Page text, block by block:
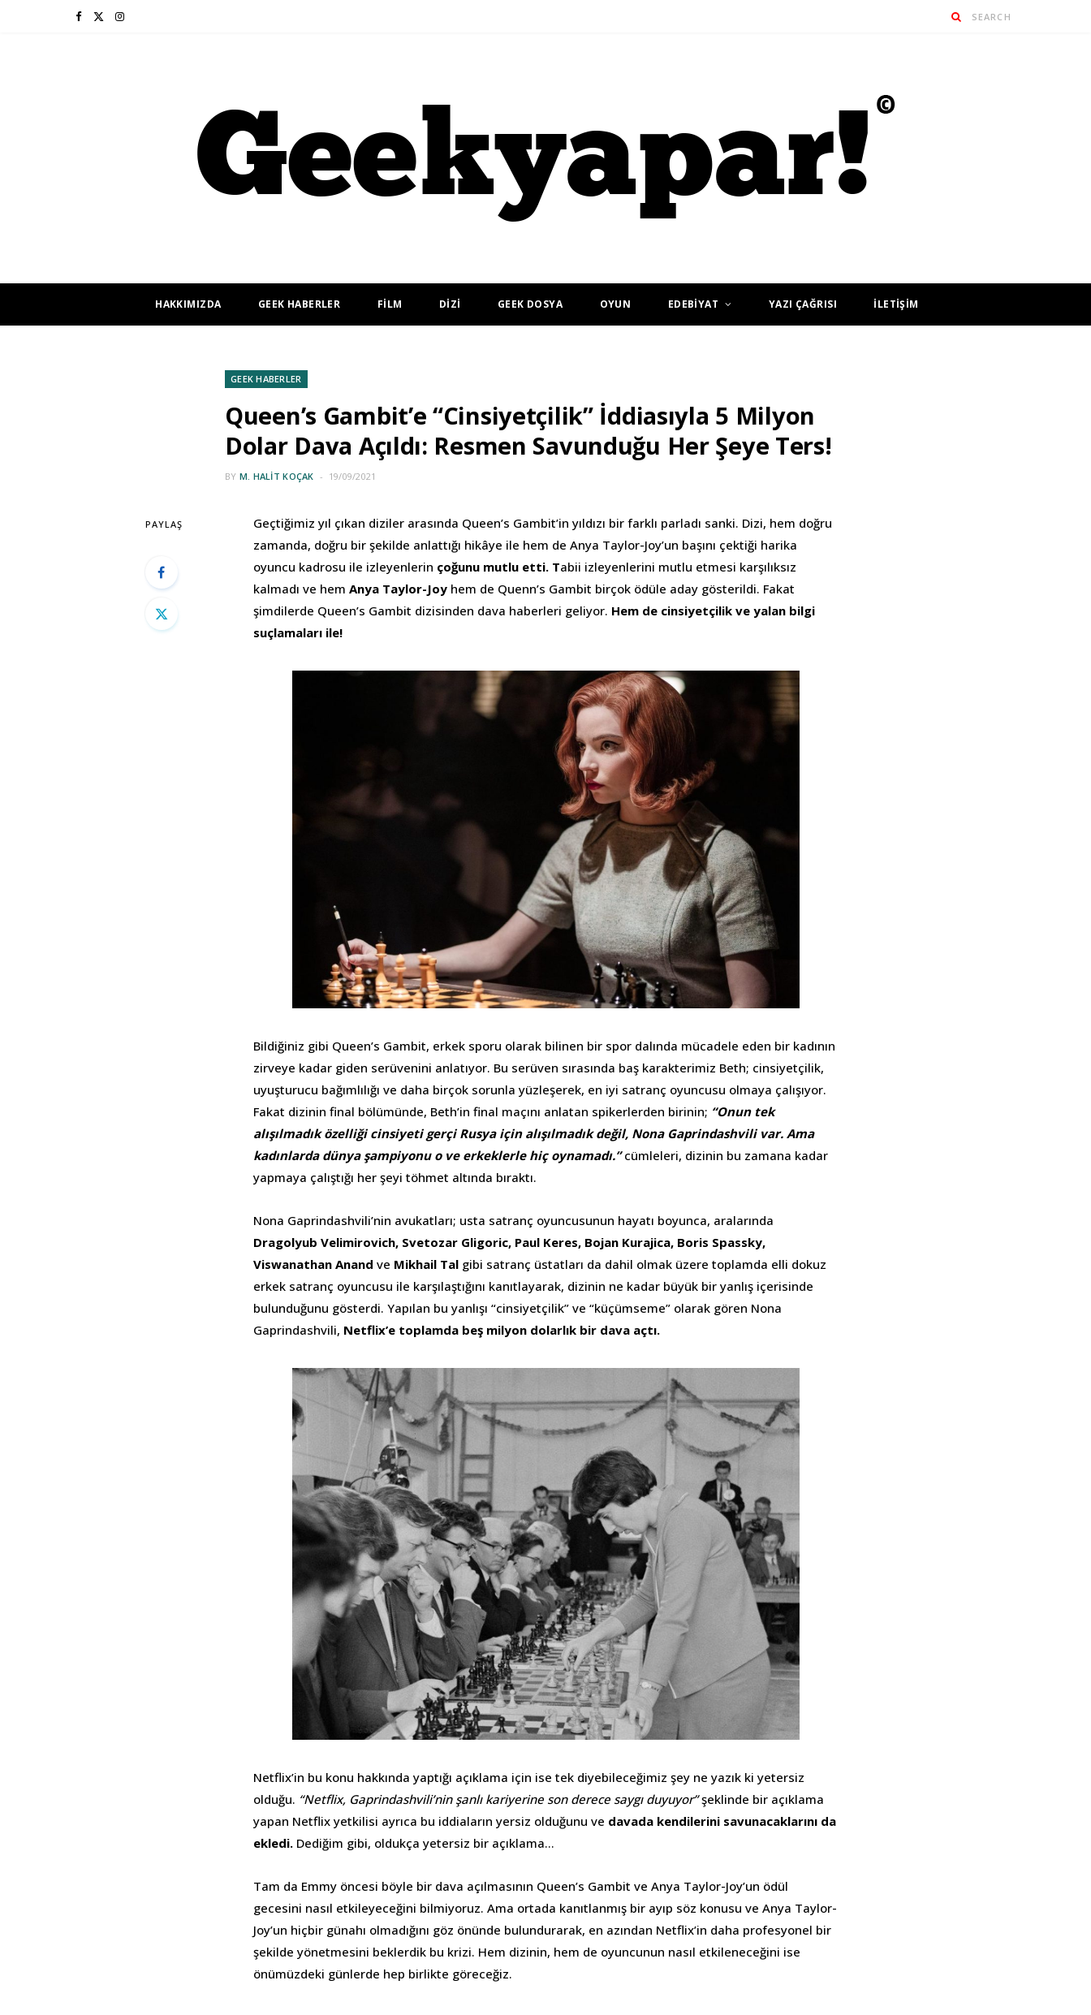
F I
HAKKIMIZDA GEEK HABERLER FİLM DİZİ GEEK DOSYA OYUN EDEBİYAT YAZI ÇAĞRISI İLETİŞİM
GEEK HABERLER
Queen’s Gambit’e “Cinsiyetçilik” İddiasıyla 5 Milyon
Dolar Dava Açıldı: Resmen Savunduğu Her Şeye Ters!
BY M. HALIT KOÇAK 19/09/2021
PAYLAŞ
Geçtiğimiz yıl çıkan diziler arasında Queen’s Gambit’in yıldızı bir farklı parladı sanki. Dizi, hem doğru
zamanda, doğru bir şekilde anlattığı hikâye ile hem de Anya Taylor-Joy’un başını çektiği harika
oyuncu kadrosu ile izleyenlerin çoğunu mutlu etti. Tabii izleyenlerini mutlu etmesi karşılıksız
kalmadı ve hem Anya Taylor-Joy hem de Quenn’s Gambit birçok ödüle aday gösterildi. Fakat
şimdilerde Queen’s Gambit dizisinden dava haberleri geliyor. Hem de cinsiyetçilik ve yalan bilgi
suçlamaları ile!
Bildiğiniz gibi Queen’s Gambit, erkek sporu olarak bilinen bir spor dalında mücadele eden bir kadının
zirveye kadar giden serüvenini anlatıyor. Bu serüven sırasında baş karakterimiz Beth; cinsiyetçilik,
uyuşturucu bağımlılığı ve daha birçok sorunla yüzleşerek, en iyi satranç oyuncusu olmaya çalışıyor.
Fakat dizinin final bölümünde, Beth’in final maçını anlatan spikerlerden birinin; “Onun tek
alışılmadık özelliği cinsiyeti gerçi Rusya için alışılmadık değil, Nona Gaprindashvili var. Ama
kadınlarda dünya şampiyonu o ve erkeklerle hiç oynamadı.” cümleleri, dizinin bu zamana kadar
yapmaya çalıştığı her şeyi töhmet altında bıraktı.
Nona Gaprindashvili’nin avukatları; usta satranç oyuncusunun hayatı boyunca, aralarında
Dragolyub Velimirovich, Svetozar Gligoric, Paul Keres, Bojan Kurajica, Boris Spassky,
Viswanathan Anand ve Mikhail Tal gibi satranç üstatları da dahil olmak üzere toplamda elli dokuz
erkek satranç oyuncusu ile karşılaştığını kanıtlayarak, dizinin ne kadar büyük bir yanlış içerisinde
bulunduğunu gösterdi. Yapılan bu yanlışı “cinsiyetçilik” ve “küçümseme” olarak gören Nona
Gaprindashvili, Netflix’e toplamda beş milyon dolarlık bir dava açtı.
Netflix’in bu konu hakkında yaptığı açıklama için ise tek diyebileceğimiz şey ne yazık ki yetersiz
olduğu. “Netflix, Gaprindashvili’nin şanlı kariyerine son derece saygı duyuyor”şeklinde bir açıklama
yapan Netflix yetkilisi ayrıca bu iddiaların yersiz olduğunu ve davada kendilerini savunacaklarını da
ekledi. Dediğim gibi, oldukça yetersiz bir açıklama…
Tam da Emmy öncesi böyle bir dava açılmasının Queen’s Gambit ve Anya Taylor-Joy’un ödül
gecesini nasıl etkileyeceğini bilmiyoruz. Ama ortada kanıtlanmış bir ayıp söz konusu ve Anya Taylor-
Joy’un hiçbir günahı olmadığını göz önünde bulundurarak, en azından Netflix’in daha profesyonel bir
şekilde yönetmesini beklerdik bu krizi. Hem dizinin, hem de oyuncunun nasıl etkileneceğini ise
önümüzdeki günlerde hep birlikte göreceğiz.